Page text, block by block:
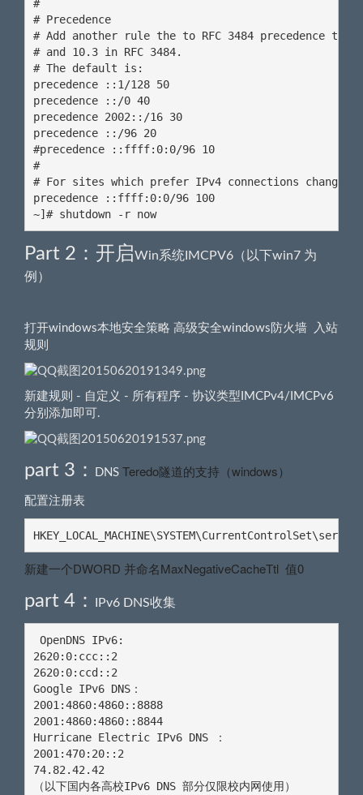
#
# Precedence
# Add another rule the to RFC 3484 precedence
# and 10.3 in RFC 3484.
# The default is:
precedence ::1/128 50
precedence ::/0 40
precedence 2002::/16 30
precedence ::/96 20
#precedence ::ffff:0:0/96 10
#
# For sites which prefer IPv4 connections change
precedence ::ffff:0:0/96 100
~]# shutdown -r now
Part 2：开启Win系统IMCPV6（以下win7 为
例）
打开windows本地安全策略 高级安全windows防火墙 入站
规则
新建规则 - 自定义 - 所有程序 - 协议类型IMCPv4/IMCPv6
分别添加即可.
part 3： DNS Teredo隧道的支持（windows）
配置注册表
新建一个DWORD 并命名MaxNegativeCacheTtl 值0
part 4： IPv6 DNS收集
OpenDNS IPv6:
2620:0:ccc::2
2620:0:ccd::2
Google IPv6 DNS：
2001:4860:4860::8888
2001:4860:4860::8844
Hurricane Electric IPv6 DNS ：
2001:470:20::2
74.82.42.42
（以下国内各高校IPv6 DNS 部分仅限校内网使用）